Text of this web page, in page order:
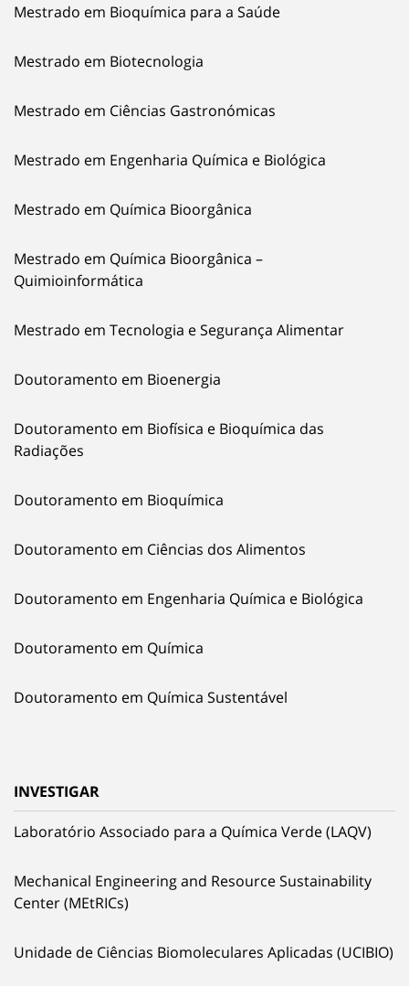
Mestrado em Bioquímica para a Saúde
Mestrado em Biotecnologia
Mestrado em Ciências Gastronómicas
Mestrado em Engenharia Química e Biológica
Mestrado em Química Bioorgânica
Mestrado em Química Bioorgânica –
Quimioinformática
Mestrado em Tecnologia e Segurança Alimentar
Doutoramento em Bioenergia
Doutoramento em Biofísica e Bioquímica das
Radiações
Doutoramento em Bioquímica
Doutoramento em Ciências dos Alimentos
Doutoramento em Engenharia Química e Biológica
Doutoramento em Química
Doutoramento em Química Sustentável
INVESTIGAR
Laboratório Associado para a Química Verde (LAQV)
Mechanical Engineering and Resource Sustainability
Center (MEtRICs)
Unidade de Ciências Biomoleculares Aplicadas (UCIBIO)